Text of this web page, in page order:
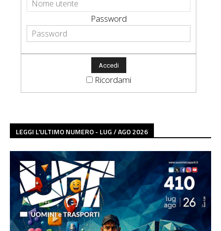
Password
Ricordami
LEGGI L'ULTIMO NUMERO - LUG / AGO 2026